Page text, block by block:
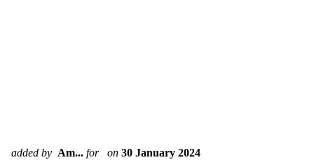
added by Am... for on 30 January 2024